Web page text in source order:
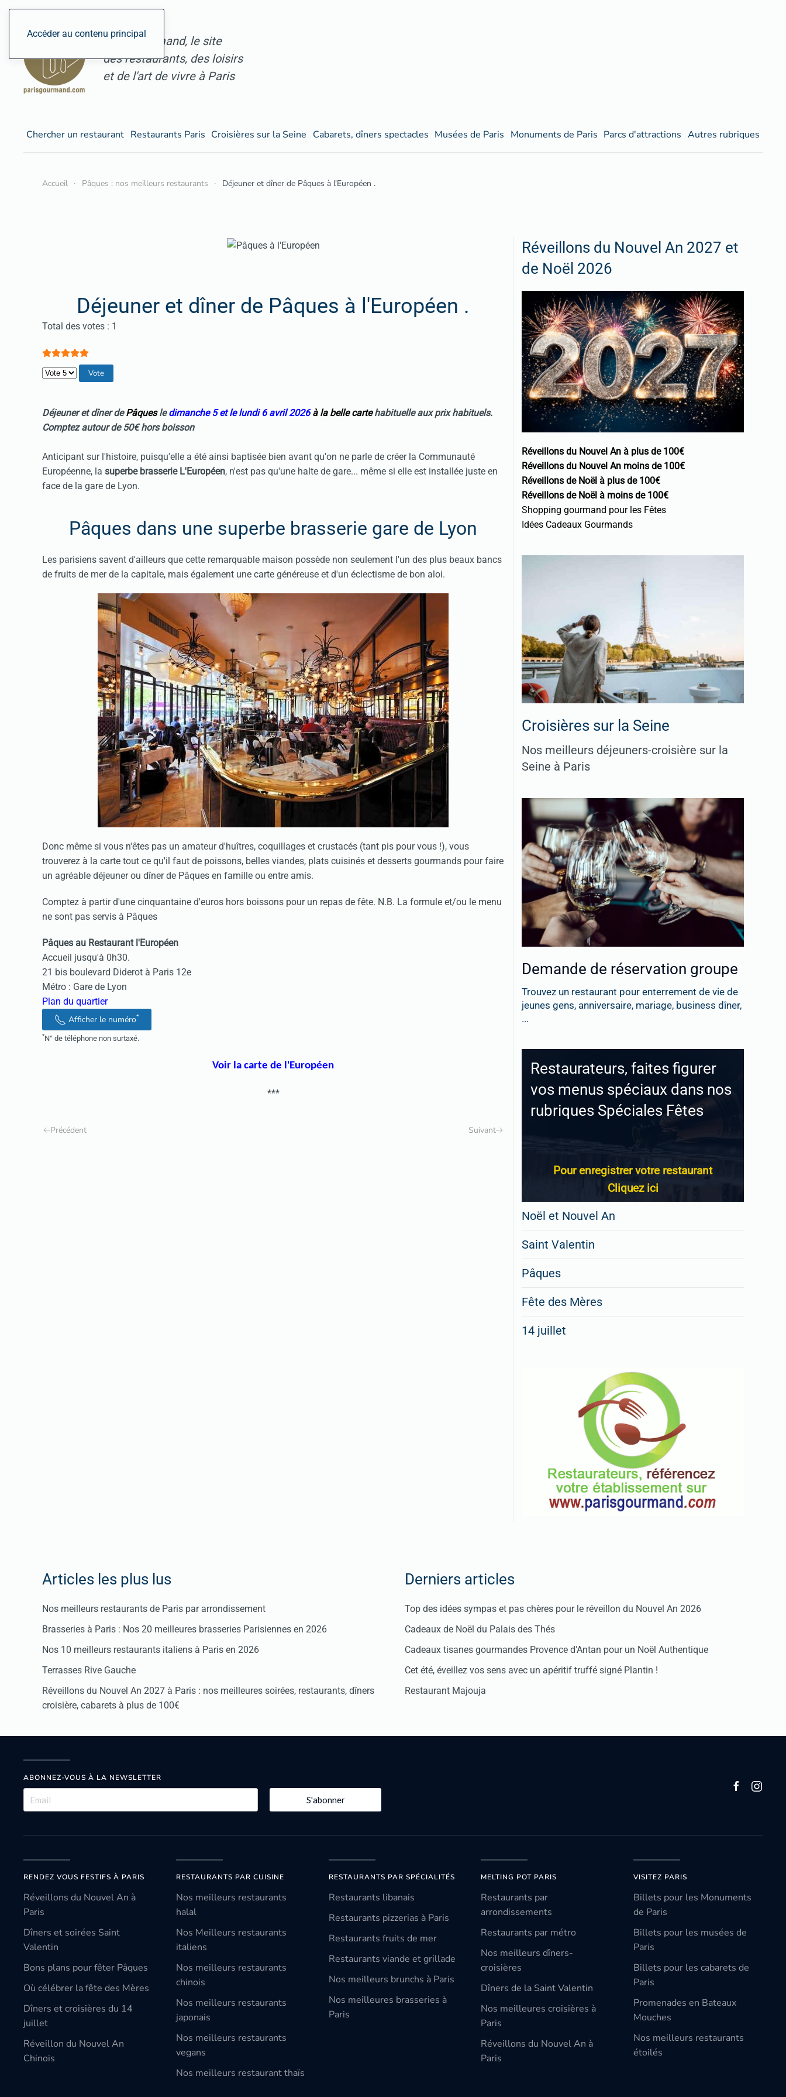
Accéder au contenu principal
ParisGourmand, le site
des restaurants, des loisirs
et de l'art de vivre à Paris
Chercher un restaurant Restaurants Paris Croisières sur la Seine Cabarets, dîners spectacles Musées de Paris Monuments de Paris Parcs d'attractions Autres rubriques
Accueil Pâques : nos meilleurs restaurants Déjeuner et dîner de Pâques à l'Européen .
Déjeuner et dîner de Pâques à l'Européen .
Vote utilisateur:5/
Total des votes : 1
Veuillez voter
Déjeuner et dîner dePâquesledimanche 5 et le lundi 6 avril 2026 à la belle cartehabituelle aux prix habituels.
Comptez autour de 50€ hors boisson
Anticipant sur l'histoire, puisqu'elle a été ainsi baptisée bien avant qu'on ne parle de créer la Communauté
Européenne, la superbe brasserie L'Européen, n'est pas qu'une halte de gare... même si elle est installée juste en
face de la gare de Lyon.
Pâques dans une superbe brasserie gare de Lyon
Les parisiens savent d'ailleurs que cette remarquable maison possède non seulement l'un des plus beaux bancs
de fruits de mer de la capitale, mais également une carte généreuse et d'un éclectisme de bon aloi.
Donc même si vous n'êtes pas un amateur d'huîtres, coquillages et crustacés (tant pis pour vous !), vous
trouverez à la carte tout ce qu'il faut de poissons, belles viandes, plats cuisinés et desserts gourmands pour faire
un agréable déjeuner ou dîner de Pâques en famille ou entre amis.
Comptez à partir d'une cinquantaine d'euros hors boissons pour un repas de fête. N.B. La formule et/ou le menu
ne sont pas servis à Pâques
Pâques au Restaurant l'Européen
Accueil jusqu'à 0h30.
21 bis boulevard Diderot à Paris 12e
Métro : Gare de Lyon
Plan du quartier
Afficher le numéro*
*N° de téléphone non surtaxé.
Voir la carte de l'Européen
***
Précédent Suivant
Réveillons du Nouvel An 2027 et
de Noël 2026
Réveillons du Nouvel An à plus de 100€
Réveillons du Nouvel An moins de 100€
Réveillons de Noël à plus de 100€
Réveillons de Noël à moins de 100€
Shopping gourmand pour les Fêtes
Idées Cadeaux Gourmands
Croisières sur la Seine
Nos meilleurs déjeuners-croisière sur la
Seine à Paris
Demande de réservation groupe
Trouvez un restaurant pour enterrement de vie de
jeunes gens, anniversaire, mariage, business dîner,
...
Restaurateurs, faites figurer
vos menus spéciaux dans nos
rubriques Spéciales Fêtes
Pour enregistrer votre restaurant
Cliquez ici
Noël et Nouvel An
Saint Valentin
Pâques
Fête des Mères
14 juillet
Articles les plus lus
Nos meilleurs restaurants de Paris par arrondissement
Brasseries à Paris : Nos 20 meilleures brasseries Parisiennes en 2026
Nos 10 meilleurs restaurants italiens à Paris en 2026
Terrasses Rive Gauche
Réveillons du Nouvel An 2027 à Paris : nos meilleures soirées, restaurants, dîners
croisière, cabarets à plus de 100€
Derniers articles
Top des idées sympas et pas chères pour le réveillon du Nouvel An 2026
Cadeaux de Noël du Palais des Thés
Cadeaux tisanes gourmandes Provence d'Antan pour un Noël Authentique
Cet été, éveillez vos sens avec un apéritif truffé signé Plantin !
Restaurant Majouja
ABONNEZ-VOUS À LA NEWSLETTER
S'abonner
RENDEZ VOUS FESTIFS À PARIS
Réveillons du Nouvel An à
Paris
Dîners et soirées Saint
Valentin
Bons plans pour fêter Pâques
Où célébrer la fête des Mères
Dîners et croisières du 14
juillet
Réveillon du Nouvel An
Chinois
RESTAURANTS PAR CUISINE
Nos meilleurs restaurants
halal
Nos Meilleurs restaurants
italiens
Nos meilleurs restaurants
chinois
Nos meilleurs restaurants
japonais
Nos meilleurs restaurants
vegans
Nos meilleurs restaurant thaïs
RESTAURANTS PAR SPÉCIALITÉS
Restaurants libanais
Restaurants pizzerias à Paris
Restaurants fruits de mer
Restaurants viande et grillade
Nos meilleurs brunchs à Paris
Nos meilleures brasseries à
Paris
MELTING POT PARIS
Restaurants par
arrondissements
Restaurants par métro
Nos meilleurs dîners-
croisières
Dîners de la Saint Valentin
Nos meilleures croisières à
Paris
Réveillons du Nouvel An à
Paris
VISITEZ PARIS
Billets pour les Monuments
de Paris
Billets pour les musées de
Paris
Billets pour les cabarets de
Paris
Promenades en Bateaux
Mouches
Nos meilleurs restaurants
étoilés